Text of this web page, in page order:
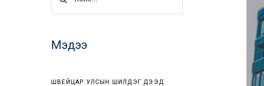
Мэдээ
ШВЕЙЦАР УЛСЫН ШИЛДЭГ ДЭЭД